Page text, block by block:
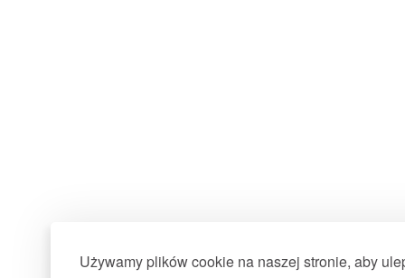
Używamy plików cookie na naszej stronie, aby